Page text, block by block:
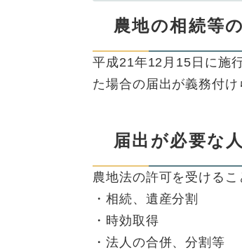
農地の相続等
平成21年12月15日に施
た場合の届出が義務付け
届出が必要な人
農地法の許可を受ける
・相続、遺産分割
・時効取得
・法人の合併、分割等